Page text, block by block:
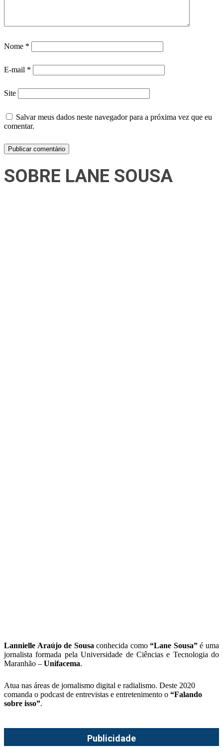
Nome *
E-mail *
Site
Salvar meus dados neste navegador para a próxima vez que eu
comentar.
SOBRE LANE SOUSA
Lannielle Araújo de Sousa conhecida como“Lane Sousa”é uma
jornalista formada pela Universidade de Ciências e Tecnologia do
Maranhão – Unifacema.
Atua nas áreas de jornalismo digital e radialismo. Deste 2020
comanda o podcast de entrevistas e entretenimento o “Falando
sobre isso”.
Publicidade